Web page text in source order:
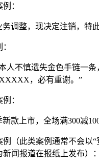
：
调整，现决定注销，特
人不慎遗失金色手链一
，必有重谢。”
：
款上市，全场满300减
例（此类案例通常不会以“
闻报道在报纸上发布）：